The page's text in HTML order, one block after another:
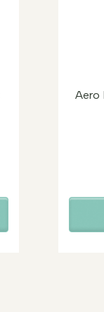
Aero